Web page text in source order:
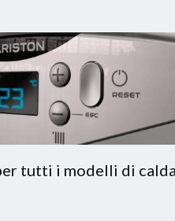
tutti i modelli di